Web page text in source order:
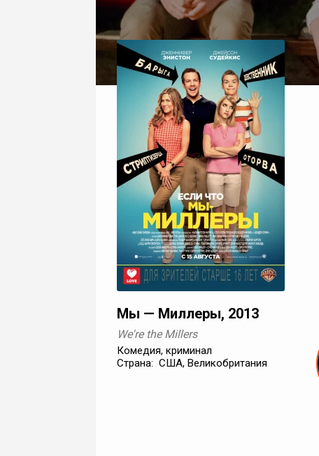
Мы — Миллеры, 2013
We're the Millers
Комедия, криминал
Страна: США, Великобритания